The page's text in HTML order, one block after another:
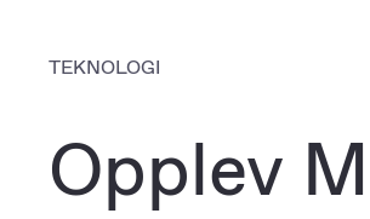
TEKNOLOGI
Opplev